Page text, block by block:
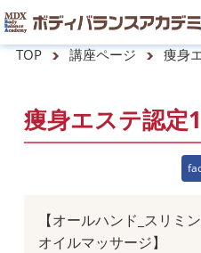
TOP 講座ページ 痩身
痩身エステ認定
【オールハンド_スリ
オイルマッサージ】